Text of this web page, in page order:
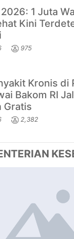
1 Juta
Kini
975
Kronis di
Bakom RI
Gratis
2,382